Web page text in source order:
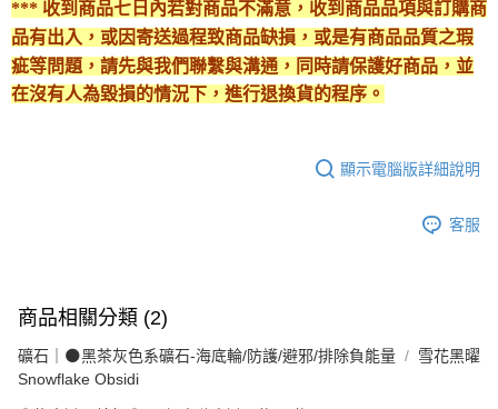
*** 收到商品七日內若對商品不滿意，收到商品品項與訂購商
品有出入，或因寄送過程致商品缺損，或是有商品品質之瑕
疵等問題，請先與我們聯繫與溝通，同時請保護好商品，並
在沒有人為毀損的情況下，進行退換貨的程序。
顯示電腦版詳細說明
客服
商品相關分類 (2)
礦石｜🌑黑茶灰色系礦石-海底輪/防護/避邪/排除負能量
雪花黑曜
Snowflake Obsidi